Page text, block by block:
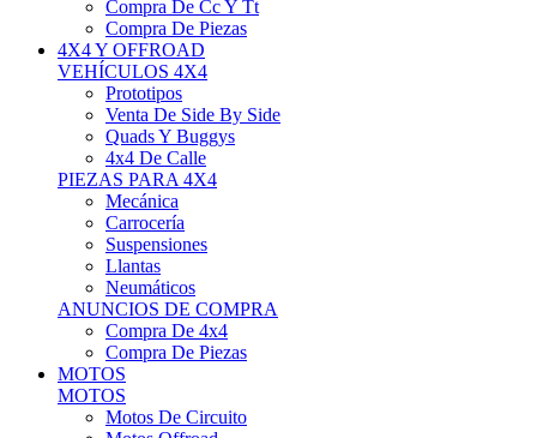
Compra De Cc Y Tt
Compra De Piezas
4X4 Y OFFROAD
VEHÍCULOS 4X4
Prototipos
Venta De Side By Side
Quads Y Buggys
4x4 De Calle
PIEZAS PARA 4X4
Mecánica
Carrocería
Suspensiones
Llantas
Neumáticos
ANUNCIOS DE COMPRA
Compra De 4x4
Compra De Piezas
MOTOS
MOTOS
Motos De Circuito